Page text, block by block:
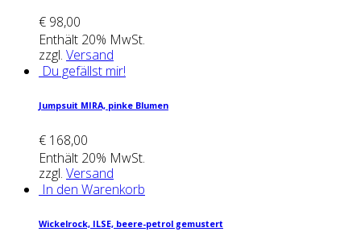
€ 98,00
Enthält 20% MwSt.
zzgl. Versand
Du gefällst mir!
Jump­su­it MIRA, pin­ke Blu­men
€ 168,00
Enthält 20% MwSt.
zzgl. Versand
In den Warenkorb
Wickel­rock, ILSE, bee­re-petrol gemus­tert